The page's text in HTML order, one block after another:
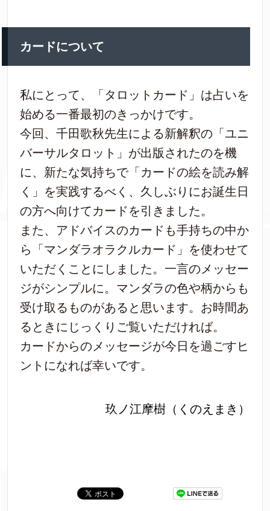
カードについて
私にとって、「タロットカード」は占いを
始める一番最初のきっかけです。
今回、千田歌秋先生による新解釈の「ユニ
バーサルタロット」が出版されたのを機
に、新たな気持ちで「カードの絵を読み解
く」を実践するべく、久しぶりにお誕生日
の方へ向けてカードを引きました。
また、アドバイスのカードも手持ちの中か
ら「マンダラオラクルカード」を使わせて
いただくことにしました。一言のメッセー
ジがシンプルに。マンダラの色や柄からも
受け取るものがあると思います。お時間あ
るときにじっくりご覧いただければ。
カードからのメッセージが今日を過ごすヒ
ントになれば幸いです。
玖ノ江摩樹（くのえまき）